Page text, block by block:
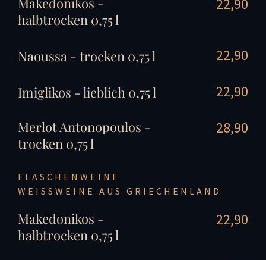
halbtrocken 0,75 l
Naoussa - trocken 0,75 l 22,90
Imiglikos - lieblich 0,75 l 22,90
Merlot Antonopoulos -
trocken 0,75 l
28,90
FLASCHENWEINE
WEISSWEINE AUS GRIECHENLAND
Makedonikos -
halbtrocken 0,75 l
22,90